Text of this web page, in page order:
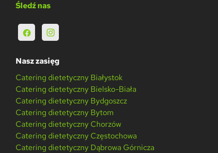
Śledź nas
Nasz zasięg
Catering dietetyczny Białystok
Catering dietetyczny Bielsko-Biała
Catering dietetyczny Bydgoszcz
Catering dietetyczny Bytom
Catering dietetyczny Chorzów
Catering dietetyczny Częstochowa
Catering dietetyczny Dąbrowa Górnicza